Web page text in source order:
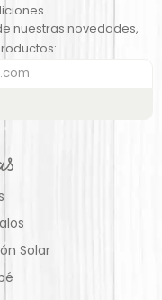
nuestras novedades,
Solar